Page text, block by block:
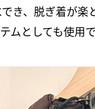
き、脱ぎ着が
ムとしても使用